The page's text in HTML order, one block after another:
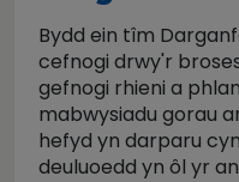
Bydd ein tîm
cefnogi drwy'r
gefnogi rhieni a
mabwysiadu gorau
hefyd yn darparu
deuluoedd yn ôl yr